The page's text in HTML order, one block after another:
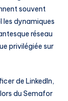
souvent
les dynamiques
réseau
privilégiée sur
de LinkedIn,
du Semafor